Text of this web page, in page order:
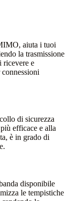
aiuta i tuoi
la trasmissione
ricevere e
di sicurezza
efficace e alla
è in grado di
disponibile
le tempistiche